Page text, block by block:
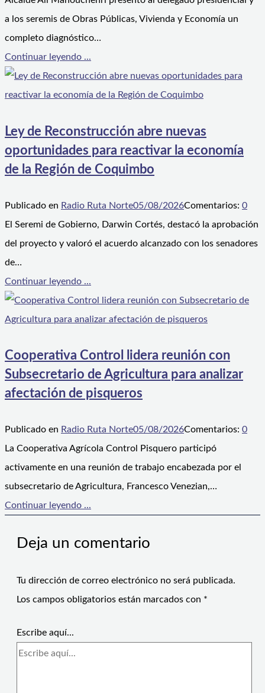
a los seremis de Obras Públicas, Vivienda y Economía un
completo diagnóstico…
Continuar leyendo ...
Ley de Reconstrucción abre nuevas
oportunidades para reactivar la economía
de la Región de Coquimbo
Publicado en Radio Ruta Norte05/08/2026Comentarios: 0
El Seremi de Gobierno, Darwin Cortés, destacó la aprobación
del proyecto y valoró el acuerdo alcanzado con los senadores
de…
Continuar leyendo ...
Cooperativa Control lidera reunión con
Subsecretario de Agricultura para analizar
afectación de pisqueros
Publicado en Radio Ruta Norte05/08/2026Comentarios: 0
La Cooperativa Agrícola Control Pisquero participó
activamente en una reunión de trabajo encabezada por el
subsecretario de Agricultura, Francesco Venezian,…
Continuar leyendo ...
Deja un comentario
Tu dirección de correo electrónico no será publicada.
Los campos obligatorios están marcados con *
Escribe aquí...